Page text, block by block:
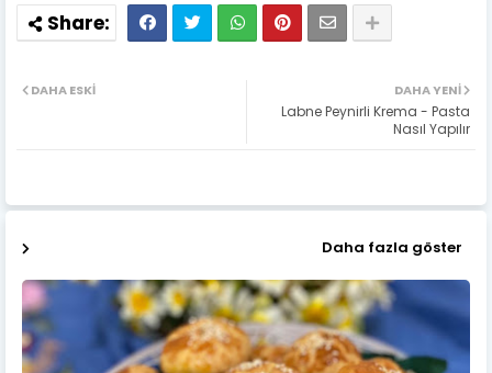
DAHA YENI
Labne Peynirli Krema - Pasta
Nasıl Yapılır
DAHA ESKI
Daha fazla göster